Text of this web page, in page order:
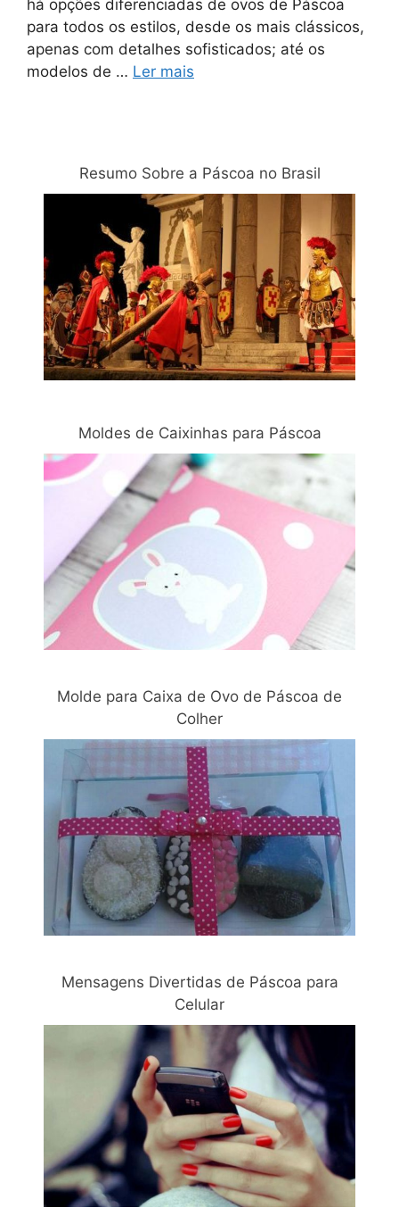
há opções diferenciadas de ovos de Páscoa
para todos os estilos, desde os mais clássicos,
apenas com detalhes sofisticados; até os
modelos de … Ler mais
Resumo Sobre a Páscoa no Brasil
Moldes de Caixinhas para Páscoa
Molde para Caixa de Ovo de Páscoa de
Colher
Mensagens Divertidas de Páscoa para
Celular